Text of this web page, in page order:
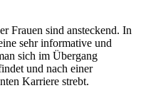
Frauen sind ansteckend. In
sehr informative und
sich im Übergang
und nach einer
Karriere strebt.